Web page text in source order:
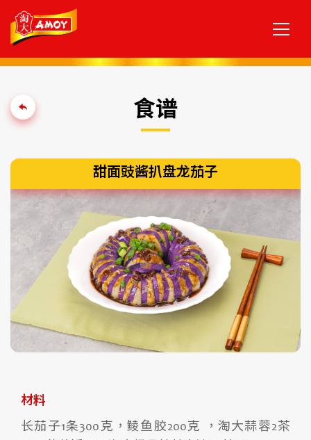
食谱
甜面豉酱扒盘龙茄子
材料
长茄子1条300克，鲮鱼胶200克 ，淘大蒜蓉2茶